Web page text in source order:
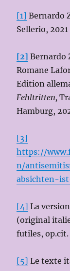
[1] Bernardo
Sellerio, 2021
[2] Bernardo
Romane
Edition
Fehltritten,
Hamburg,
[3]
https://
n/
absichten-
[4] La
(original
futiles,
[5] Le texte